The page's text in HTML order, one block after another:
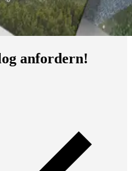
anfordern!